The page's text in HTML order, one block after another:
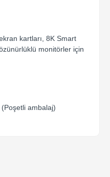
kartları, 8K Smart
monitörler için
ambalaj)